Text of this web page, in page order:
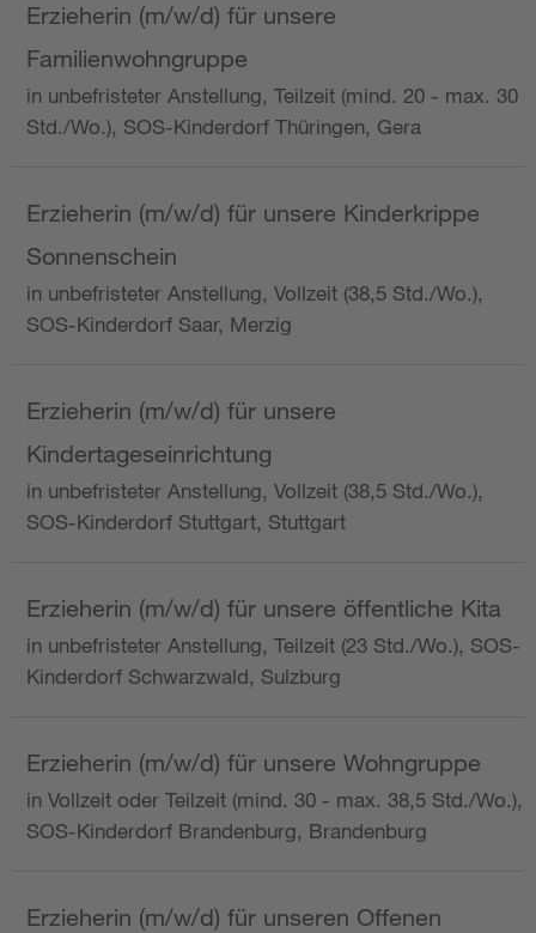
Erzieherin (m/w/d) für unsere
Familienwohngruppe
in unbefristeter Anstellung, Teilzeit (mind. 20 - max. 30
Std./Wo.), SOS-Kinderdorf Thüringen, Gera
Erzieherin (m/w/d) für unsere Kinderkrippe
Sonnenschein
in unbefristeter Anstellung, Vollzeit (38,5 Std./Wo.),
SOS-Kinderdorf Saar, Merzig
Erzieherin (m/w/d) für unsere
Kindertageseinrichtung
in unbefristeter Anstellung, Vollzeit (38,5 Std./Wo.),
SOS-Kinderdorf Stuttgart, Stuttgart
Erzieherin (m/w/d) für unsere öffentliche Kita
in unbefristeter Anstellung, Teilzeit (23 Std./Wo.), SOS-
Kinderdorf Schwarzwald, Sulzburg
Erzieherin (m/w/d) für unsere Wohngruppe
in Vollzeit oder Teilzeit (mind. 30 - max. 38,5 Std./Wo.),
SOS-Kinderdorf Brandenburg, Brandenburg
Erzieherin (m/w/d) für unseren Offenen